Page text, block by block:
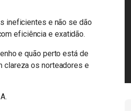
ineficientes e não se dão
eficiência e exatidão.
e quão perto está de
clareza os norteadores e